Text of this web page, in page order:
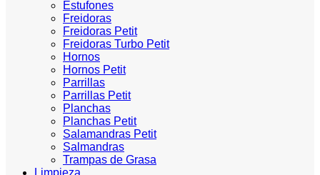
Estufones
Freidoras
Freidoras Petit
Freidoras Turbo Petit
Hornos
Hornos Petit
Parrillas
Parrillas Petit
Planchas
Planchas Petit
Salamandras Petit
Salmandras
Trampas de Grasa
Limpieza